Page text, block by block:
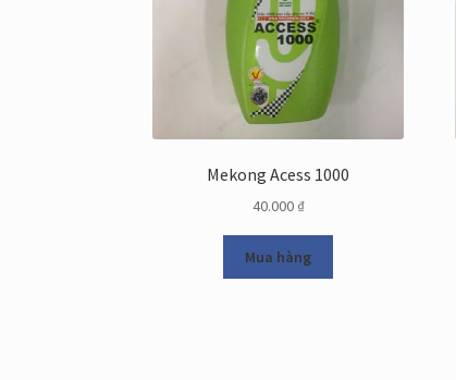
Mekong Acess 1000
40.000 ₫
Mua hàng